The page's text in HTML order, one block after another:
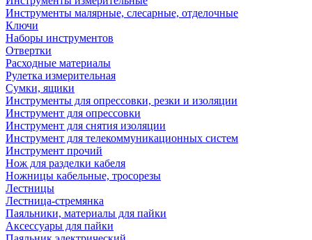
Инструменты малярные, слесарные, отделочные
Ключи
Наборы инструментов
Отвертки
Расходные материалы
Рулетка измерительная
Сумки, ящики
Инструменты для опрессовки, резки и изоляции
Инструмент для опрессовки
Инструмент для снятия изоляции
Инструмент для телекоммуникационных систем
Инструмент прочий
Нож для разделки кабеля
Ножницы кабельные, тросорезы
Лестницы
Лестница-стремянка
Паяльники, материалы для пайки
Аксессуары для пайки